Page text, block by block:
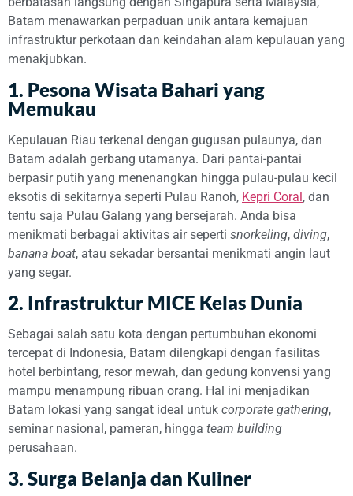
Batam menawarkan perpaduan unik antara kemajuan
infrastruktur perkotaan dan keindahan alam kepulauan yang
menakjubkan.
1. Pesona Wisata Bahari yang
Memukau
Kepulauan Riau terkenal dengan gugusan pulaunya, dan
Batam adalah gerbang utamanya. Dari pantai-pantai
berpasir putih yang menenangkan hingga pulau-pulau kecil
eksotis di sekitarnya seperti Pulau Ranoh, Kepri Coral, dan
tentu saja Pulau Galang yang bersejarah. Anda bisa
menikmati berbagai aktivitas air seperti snorkeling, diving,
banana boat, atau sekadar bersantai menikmati angin laut
yang segar.
2. Infrastruktur MICE Kelas Dunia
Sebagai salah satu kota dengan pertumbuhan ekonomi
tercepat di Indonesia, Batam dilengkapi dengan fasilitas
hotel berbintang, resor mewah, dan gedung konvensi yang
mampu menampung ribuan orang. Hal ini menjadikan
Batam lokasi yang sangat ideal untuk corporate gathering,
seminar nasional, pameran, hingga team building
perusahaan.
3. Surga Belanja dan Kuliner